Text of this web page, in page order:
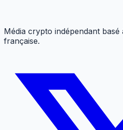
Média crypto indépendant basé
française.